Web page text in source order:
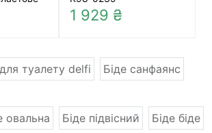
1 929 ₴
туалету delfi Біде санфаянс
овальна Біде підвісний Біде біде